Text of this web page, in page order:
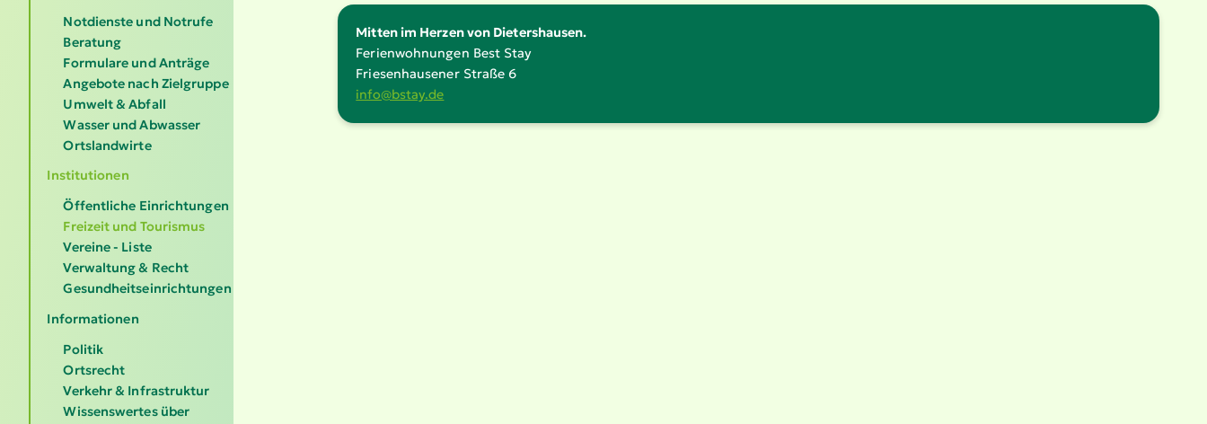
Mitten im Herzen von Dieters­hausen.
Ferien­woh­nungen Best Stay
Friesen­hau­sener Straße 6
info@​bstay.​de
Notdienste und Notrufe
Beratung
Formulare und Anträge
Angebote nach Zielgruppe
Umwelt & Abfall
Wasser und Abwasser
Ortslandwirte
Institutionen
Öffentliche Einrichtungen
Freizeit und Tourismus
Vereine - Liste
Verwaltung & Recht
Gesundheitseinrichtungen
Informationen
Politik
Ortsrecht
Verkehr & Infrastruktur
Wissenswertes über